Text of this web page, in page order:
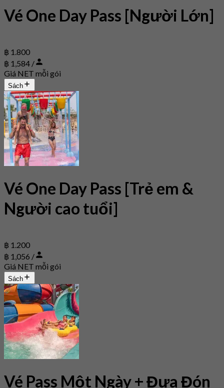
Vé One Day Pass [Người Lớn]
฿ 1.800
฿ 1,584 /
Giá NET mỗi gói
Sách
Vé One Day Pass [Trẻ em &
Người cao tuổi]
฿ 1.200
฿ 1,056 /
Giá NET mỗi gói
Sách
Vé Pass Một Ngày + Đưa Đón